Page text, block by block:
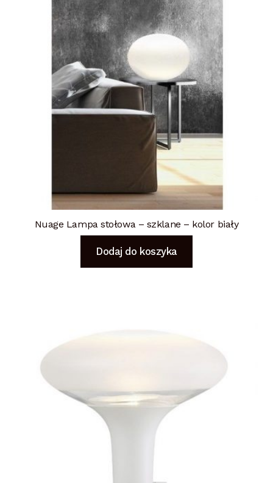
Nuage Lampa stołowa – szklane – kolor biały
Dodaj do koszyka